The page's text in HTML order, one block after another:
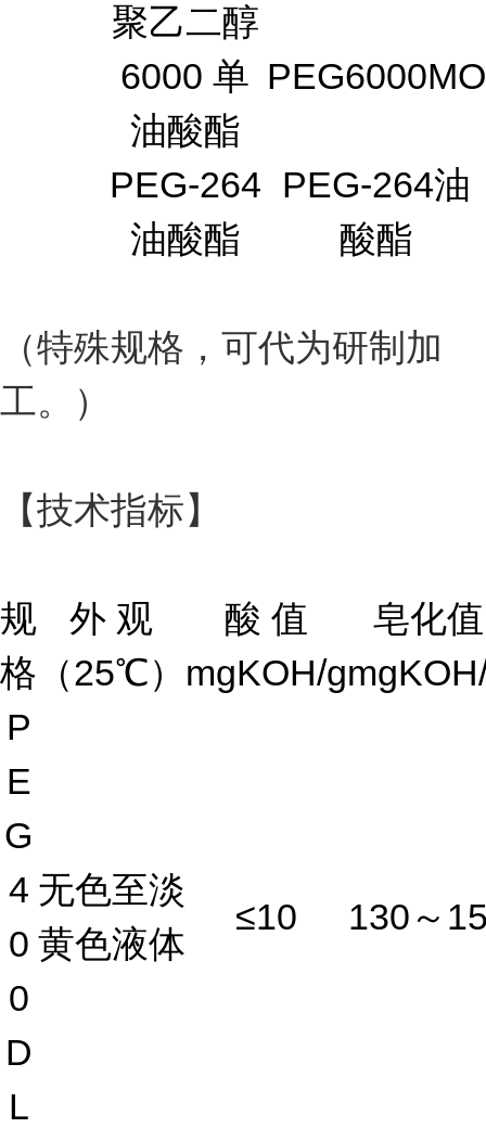
聚乙二醇
6000 单
油酸酯
PEG6000MO
PEG-264
油酸酯
PEG-264油
酸酯
（特殊规格，可代为研制加
工。）
【技术指标】
规
格
外 观
（25℃）
酸 值
mgKOH/g
皂化值
P
E
G
4
0
0
D
L
无色至淡
黄色液体
≤10 130～